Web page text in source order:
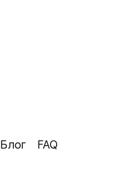
Блог
FAQ